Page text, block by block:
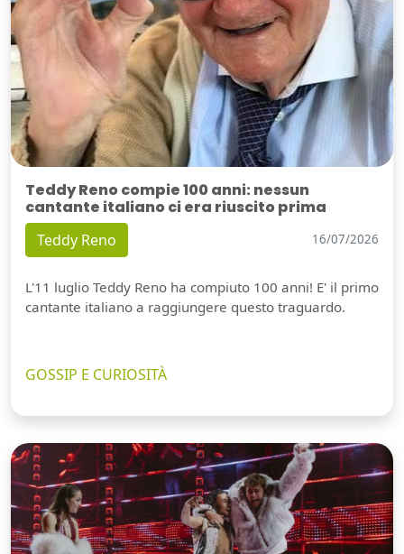
Teddy Reno compie 100 anni: nessun
cantante italiano ci era riuscito prima
Teddy Reno 16/07/2026
L'11 luglio Teddy Reno ha compiuto 100 anni! E' il primo
cantante italiano a raggiungere questo traguardo.
GOSSIP E CURIOSITÀ